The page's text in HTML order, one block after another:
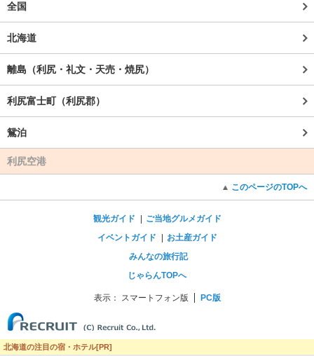
全国
北海道
離島（利尻・礼文・天売・焼尻）
利尻富士町（利尻郡）
鴛泊
利尻空港
このページのTOPへ
観光ガイド
ご当地グルメガイド
イベントガイド
お土産ガイド
みんなの旅行記
じゃらんTOPへ
表示： スマートフォン版 PC版
北海道の注目の宿・ホテル[PR]